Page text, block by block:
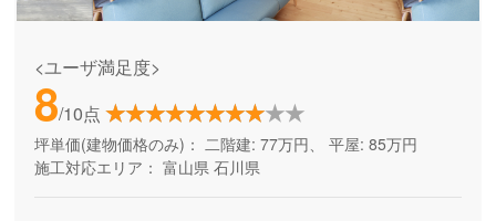
<ユーザ満足度>
8/10点
坪単価(建物価格のみ)： 二階建: 77万円、 平屋: 85万円
施工対応エリア： 富山県 石川県